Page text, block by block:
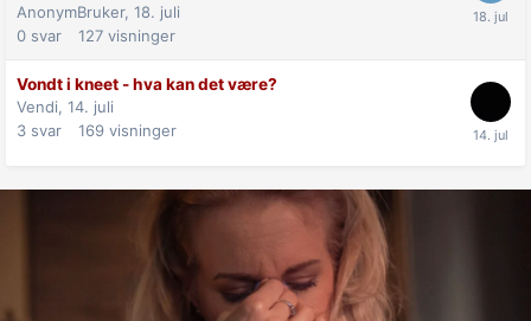
AnonymBruker, 18. juli
0 svar 127 visninger
Vondt i kneet - hva kan det være?
Vendi, 14. juli
3 svar 169 visninger